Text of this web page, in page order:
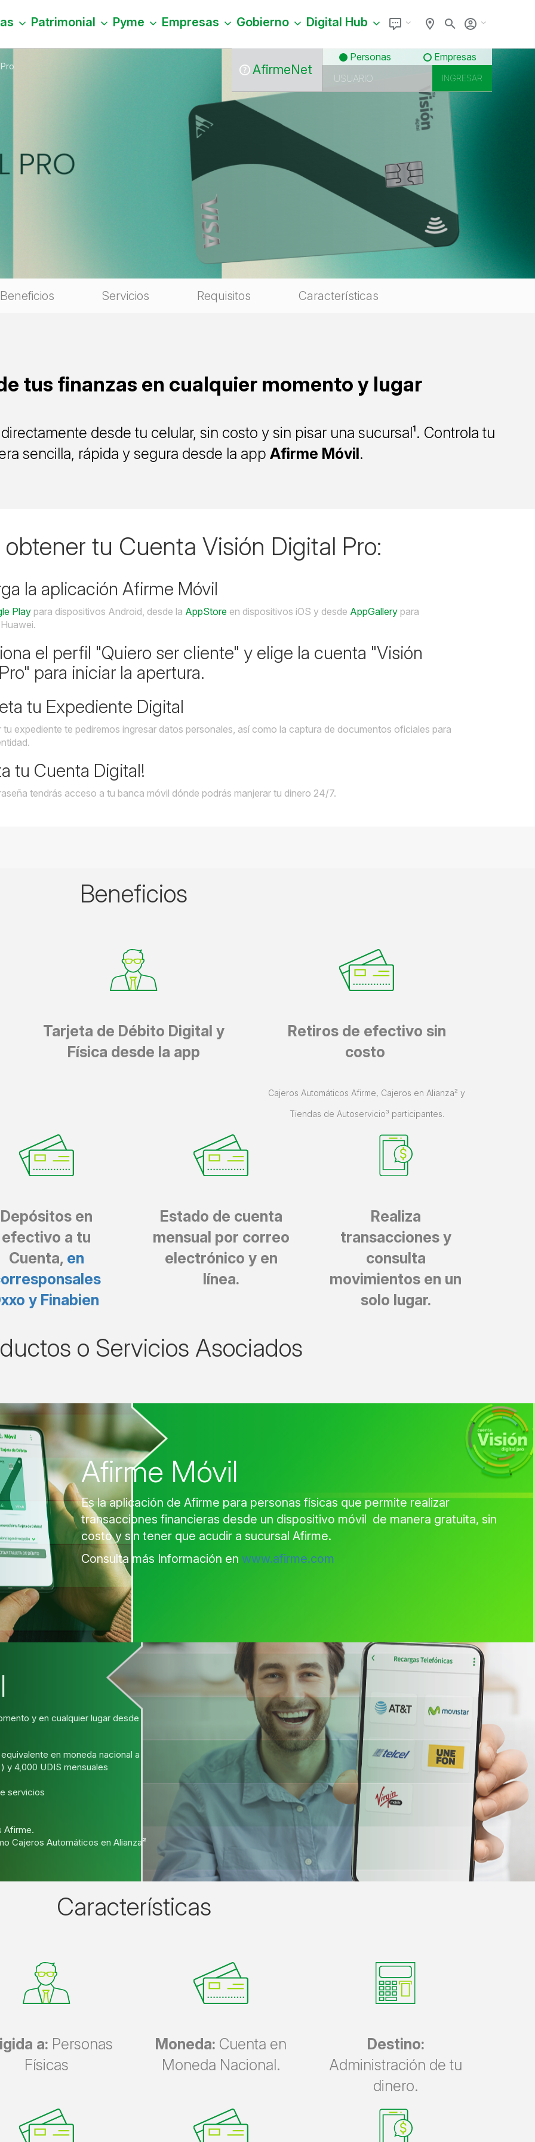
Patrimonial Pyme Empresas Gobierno Digital Hub
AfirmeNet
Personas Empresas
Beneficios Servicios Requisitos Características
tus finanzas en cualquier momento y lugar
desde tu celular, sin costo y sin pisar una sucursal¹. Controla tu
sencilla, rápida y segura desde la app Afirme Móvil.
obtener tu Cuenta Visión Digital Pro:
la aplicación Afirme Móvil
Play para dispositivos Android, desde la AppStore en dispositivos iOS y desde AppGallery para
el perfil "Quiero ser cliente" y elige la cuenta "Visión
para iniciar la apertura.
tu Expediente Digital
tu expediente te pediremos ingresar datos personales, así como la captura de documentos oficiales para
tu Cuenta Digital!
tendrás acceso a tu banca móvil dónde podrás manjerar tu dinero 24/7.
Beneficios
Tarjeta de Débito Digital y
Física desde la app
Retiros de efectivo sin
costo
Cajeros Automáticos Afirme, Cajeros en Alianza² y
Tiendas de Autoservicio³ participantes.
Depósitos en
efectivo a tu
Cuenta, en
y Finabien
Estado de cuenta
mensual por correo
electrónico y en
línea.
Realiza
transacciones y
consulta
movimientos en un
solo lugar.
o Servicios Asociados
Afirme Móvil
Es la aplicación de Afirme para personas físicas que permite realizar
transacciones financieras desde un dispositivo móvil de manera gratuita, sin
costo y sin tener que acudir a sucursal Afirme.
Consulta más Información enwww.afirme.com
y en cualquier lugar desde
en moneda nacional a
y 4,000 UDIS mensuales
servicios
Afirme.
Cajeros Automáticos en Alianza²
Características
a: Personas
Físicas
Moneda: Cuenta en
Moneda Nacional.
Destino:
Administración de tu
dinero.